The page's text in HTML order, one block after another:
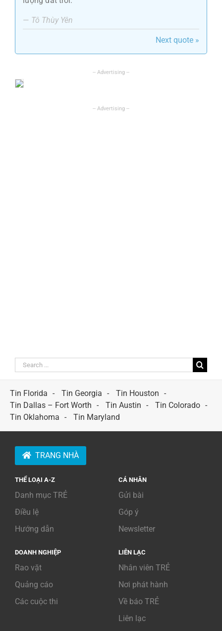
— Tô Thùy Yên
Next quote »
Search
for:
Tin Florida
Tin Georgia
Tin Houston
Tin Dallas – Fort Worth
Tin Austin
Tin Colorado
Tin Oklahoma
Tin Maryland
TRANG NHÀ
THỂ LOẠI A-Z
Danh mục TRẺ
Điều lệ
Hướng dẫn
CÁ NHÂN
Gửi bài
Góp ý
Newsletter
DOANH NGHIỆP
Rao vặt
Quảng cáo
Các cuộc thi
LIÊN LẠC
Nhân viên TRẺ
Nơi phát hành
Về báo TRẺ
Liên lạc